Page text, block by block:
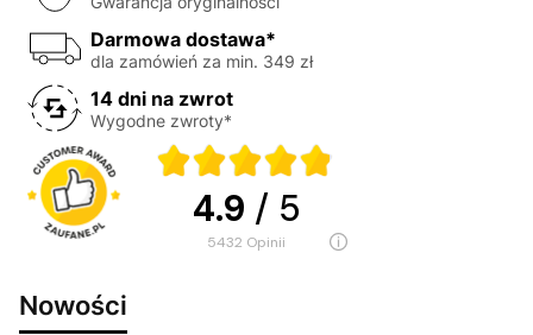
Darmowa dostawa*
dla zamówień za min. 349 zł
14 dni na zwrot
Wygodne zwroty*
4.9 / 5
5432 opinii
Nowości